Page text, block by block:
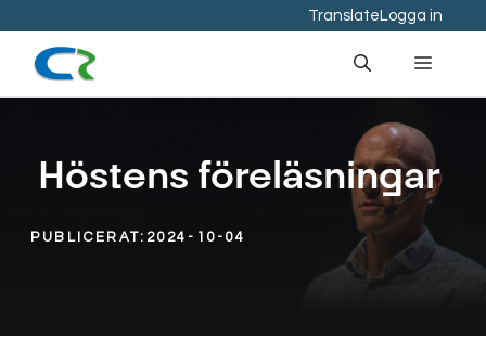
innehåll
Translate Logga in
Meny
Höstens föreläsningar
PUBLICERAT: 2024-10-04